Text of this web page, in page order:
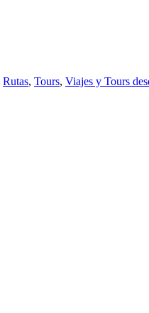
Rutas, Tours, Viajes y Tours